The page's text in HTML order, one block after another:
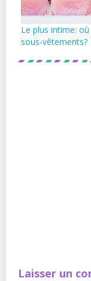
Le plus intime:
sous-vêtements?
Laisser un